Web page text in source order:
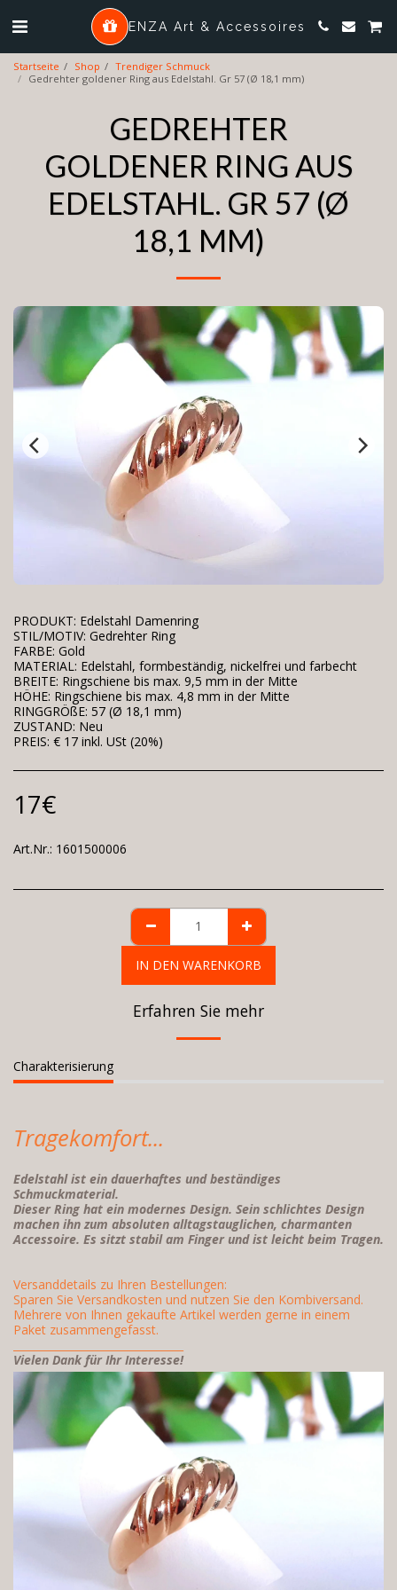
ENZA Art & Accessoires
Startseite Shop
Trendiger Schmuck
Gedrehter goldener Ring aus Edelstahl. Gr 57 (Ø 18,1 mm)
GEDREHTER
GOLDENER RING AUS
EDELSTAHL. GR 57 (Ø
18,1 MM)
PRODUKT: Edelstahl Damenring
STIL/MOTIV: Gedrehter Ring
FARBE: Gold
MATERIAL: Edelstahl, formbeständig, nickelfrei und farbecht
BREITE: Ringschiene bis max. 9,5 mm in der Mitte
HÖHE: Ringschiene bis max. 4,8 mm in der Mitte
RINGGRÖßE: 57 (Ø 18,1 mm)
ZUSTAND: Neu
PREIS: € 17 inkl. USt (20%)
17€
Art.Nr.: 1601500006
IN DEN WARENKORB
Erfahren Sie mehr
Charakterisierung
Tragekomfort...
Edelstahl ist ein dauerhaftes und beständiges
Schmuckmaterial.
Dieser Ring hat ein modernes Design. Sein schlichtes Design
machen ihn zum absoluten alltagstauglichen, charmanten
Accessoire. Es sitzt stabil am Finger und ist leicht beim Tragen.
Versanddetails zu Ihren Bestellungen:
Sparen Sie Versandkosten und nutzen Sie den Kombiversand.
Mehrere von Ihnen gekaufte Artikel werden gerne in einem
Paket zusammengefasst.
Vielen Dank für Ihr Interesse!